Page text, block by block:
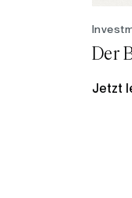
Der
Jetzt